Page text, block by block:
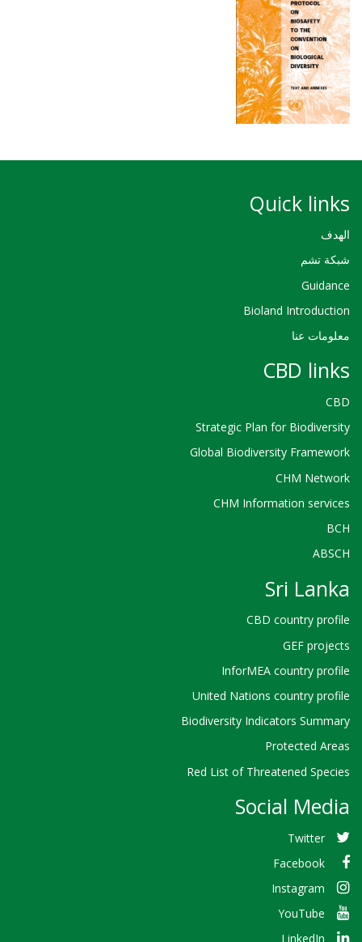
Quick links
الهدف
شبكة تشم
Guidance
Bioland Introduction
معلومات عنا
CBD links
CBD
Strategic Plan for Biodiversity
Global Biodiversity Framework
CHM Network
CHM Information services
BCH
ABSCH
Sri Lanka
CBD country profile
GEF projects
InforMEA country profile
United Nations country profile
Biodiversity Indicators Summary
Protected Areas
Red List of Threatened Species
Social Media
Twitter
Facebook
Instagram
YouTube
LinkedIn